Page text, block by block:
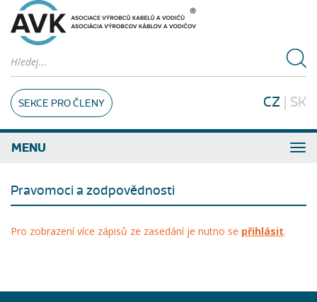
SEKCE PRO ČLENY CZ | SK
MENU
Pravomoci a zodpovědnosti
Pro zobrazení více zápisů ze zasedání je nutno se přihlásit.